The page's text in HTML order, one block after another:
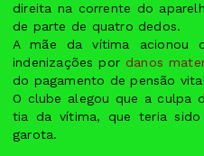
direita na corrente do
de parte de quatro dedos.
A mãe da vítima acionou
indenizações por danos
do pagamento de pensão
O clube alegou que a culpa
tia da vítima, que teria sido
garota.